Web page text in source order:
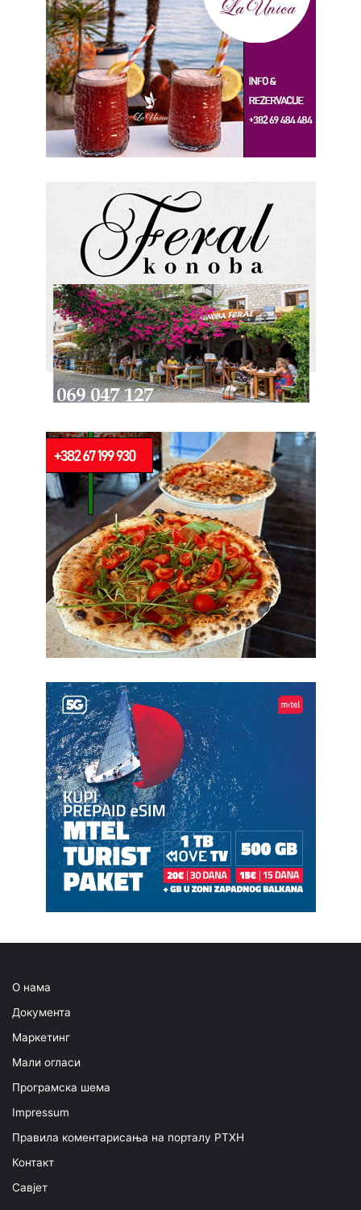
О нама
Документа
Маркетинг
Мали огласи
Програмска шема
Impressum
Правила коментарисања на порталу РТХН
Контакт
Савјет